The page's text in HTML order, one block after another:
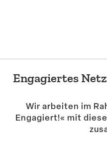
Engagiertes
Wir arbeiten im
Engagiert!« mit